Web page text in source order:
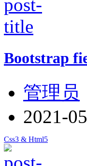
Bootstrap
管理员
2021-
Css3 & Html5